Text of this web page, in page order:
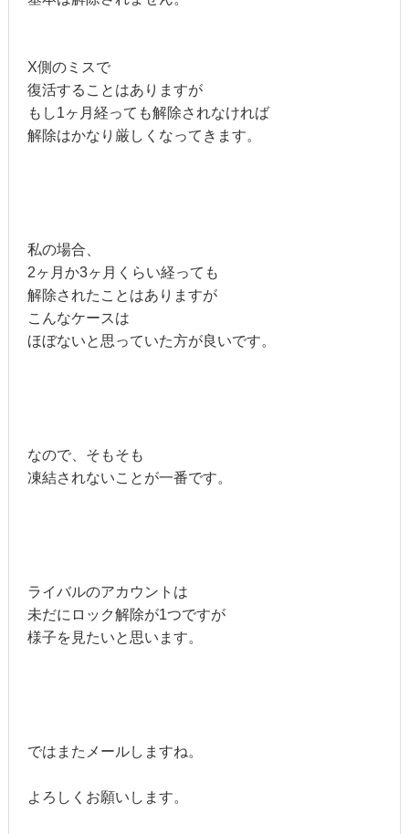
X側のミスで
復活することはありますが
もし1ヶ月経っても解除されなければ
解除はかなり厳しくなってきます。
私の場合、
2ヶ月か3ヶ月くらい経っても
解除されたことはありますが
こんなケースは
ほぼないと思っていた方が良いです。
なので、そもそも
凍結されないことが一番です。
ライバルのアカウントは
未だにロック解除が1つですが
様子を見たいと思います。
ではまたメールしますね。
よろしくお願いします。